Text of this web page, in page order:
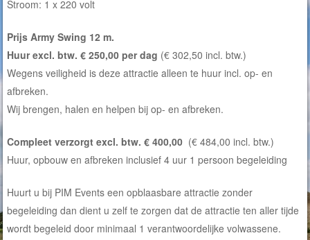
Stroom: 1 x 220 volt
Prijs Army Swing 12 m.
Huur excl. btw. € 250,00 per dag (€ 302,50 incl. btw.)
Wegens veiligheid is deze attractie alleen te huur incl. op- en
afbreken.
Wij brengen, halen en helpen bij op- en afbreken.
Compleet verzorgt excl. btw. € 400,00 (€ 484,00 incl. btw.)
Huur, opbouw en afbreken inclusief 4 uur 1 persoon begeleiding
Huurt u bij PIM Events een opblaasbare attractie zonder
begeleiding dan dient u zelf te zorgen dat de attractie ten aller tijde
wordt begeleid door minimaal 1 verantwoordelijke volwassene.